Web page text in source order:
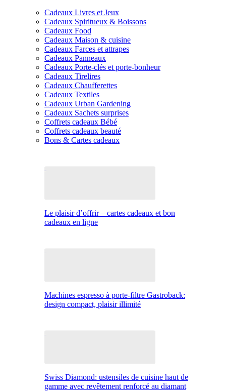
Cadeaux Livres et Jeux
Cadeaux Spiritueux & Boissons
Cadeaux Food
Cadeaux Maison & cuisine
Cadeaux Farces et attrapes
Cadeaux Panneaux
Cadeaux Porte-clés et porte-bonheur
Cadeaux Tirelires
Cadeaux Chaufferettes
Cadeaux Textiles
Cadeaux Urban Gardening
Cadeaux Sachets surprises
Coffrets cadeaux Bébé
Coffrets cadeaux beauté
Bons & Cartes cadeaux
Le plaisir d’offrir – cartes cadeaux et bon
cadeaux en ligne
Machines espresso à porte-filtre Gastroback:
design compact, plaisir illimité
Swiss Diamond: ustensiles de cuisine haut de
gamme avec revêtement renforcé au diamant